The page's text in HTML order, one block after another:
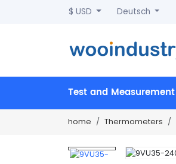
$ USD Deutsch
Test and Measurement
home Thermometers